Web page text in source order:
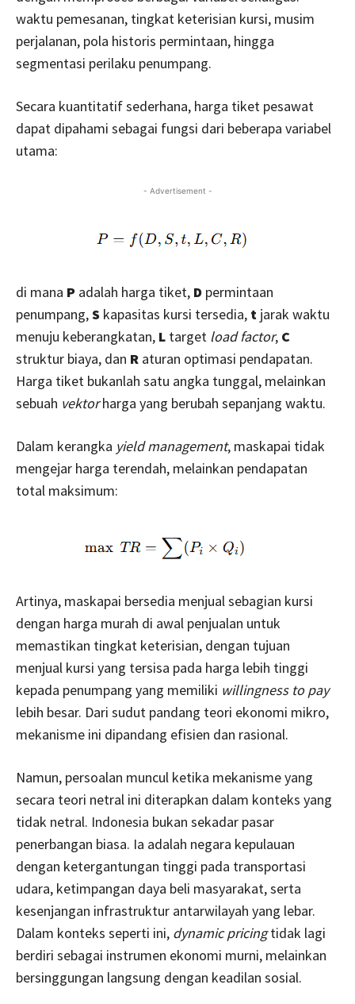
waktu pemesanan, tingkat keterisian kursi, musim
perjalanan, pola historis permintaan, hingga
segmentasi perilaku penumpang.
Secara kuantitatif sederhana, harga tiket pesawat
dapat dipahami sebagai fungsi dari beberapa variabel
utama:
- Advertisement -
di mana P adalah harga tiket, D permintaan
penumpang,S kapasitas kursi tersedia, t jarak waktu
menuju keberangkatan, L target load factor, C
struktur biaya, dan R aturan optimasi pendapatan.
Harga tiket bukanlah satu angka tunggal, melainkan
sebuah vektorharga yang berubah sepanjang waktu.
Dalam kerangka yield management, maskapai tidak
mengejar harga terendah, melainkan pendapatan
total maksimum:
Artinya, maskapai bersedia menjual sebagian kursi
dengan harga murah di awal penjualan untuk
memastikan tingkat keterisian, dengan tujuan
menjual kursi yang tersisa pada harga lebih tinggi
kepada penumpang yang memiliki willingness to pay
lebih besar. Dari sudut pandang teori ekonomi mikro,
mekanisme ini dipandang efisien dan rasional.
Namun, persoalan muncul ketika mekanisme yang
secara teori netral ini diterapkan dalam konteks yang
tidak netral. Indonesia bukan sekadar pasar
penerbangan biasa. Ia adalah negara kepulauan
dengan ketergantungan tinggi pada transportasi
udara, ketimpangan daya beli masyarakat, serta
kesenjangan infrastruktur antarwilayah yang lebar.
Dalam konteks seperti ini, dynamic pricingtidak lagi
berdiri sebagai instrumen ekonomi murni, melainkan
bersinggungan langsung dengan keadilan sosial.